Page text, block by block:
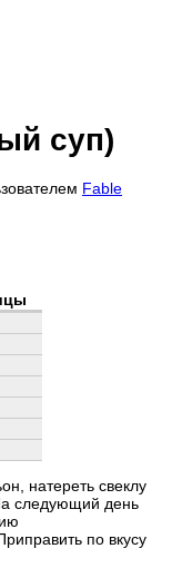
суп)
Fable
натереть свеклу
следующий день
по вкусу